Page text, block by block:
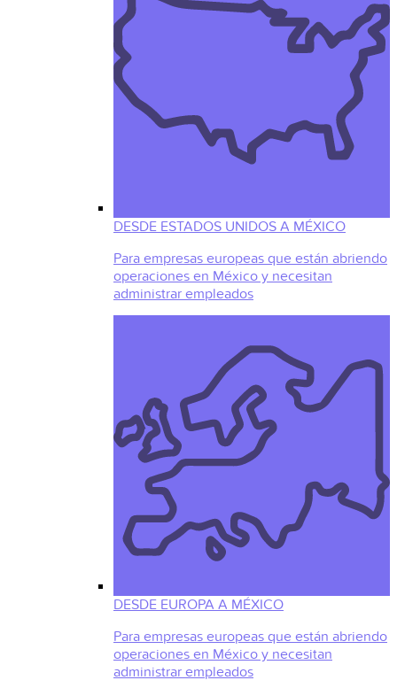
DESDE ESTADOS UNIDOS A MÉXICO
Para empresas europeas que están abriendo
operaciones en México y necesitan
administrar empleados
DESDE EUROPA A MÉXICO
Para empresas europeas que están abriendo
operaciones en México y necesitan
administrar empleados